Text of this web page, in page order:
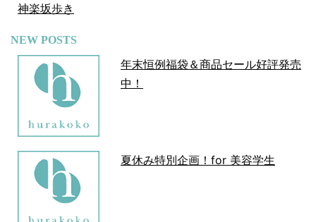
神楽坂歩き
NEW POSTS
年末恒例福袋＆商品セール好評発売
中！
夏休み特別企画！for 美容学生